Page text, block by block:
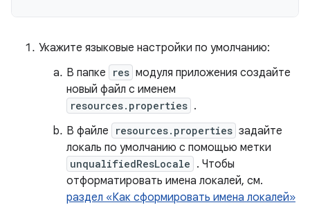
Укажите языковые настройки по умолчанию:
В папке
res модуля приложения создайте
новый файл с именем
resources.properties .
В файле
resources.properties задайте
локаль по умолчанию с помощью метки
unqualifiedResLocale . Чтобы
отформатировать имена локалей, см.
раздел «Как сформировать имена локалей»